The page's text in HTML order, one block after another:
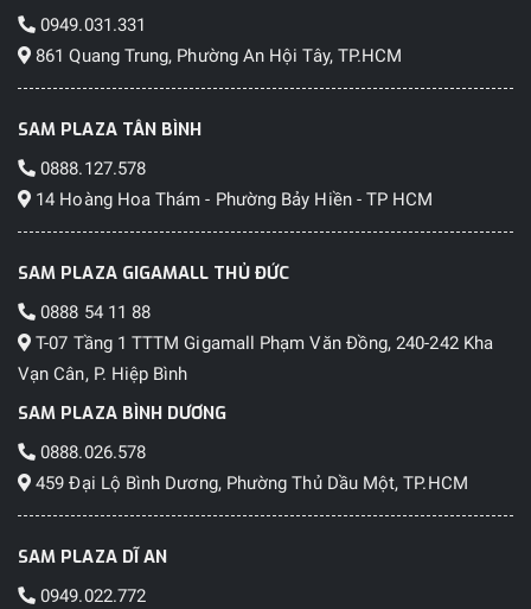
0949.031.331
861 Quang Trung, Phường An Hội Tây, TP.HCM
SAM PLAZA TÂN BÌNH
0888.127.578
14 Hoàng Hoa Thám - Phường Bảy Hiền - TP HCM
SAM PLAZA GIGAMALL THỦ ĐỨC
0888 54 11 88
T-07 Tầng 1 TTTM Gigamall Phạm Văn Đồng, 240-242 Kha
Vạn Cân, P. Hiệp Bình
SAM PLAZA BÌNH DƯƠNG
0888.026.578
459 Đại Lộ Bình Dương, Phường Thủ Dầu Một, TP.HCM
SAM PLAZA DĨ AN
0949.022.772